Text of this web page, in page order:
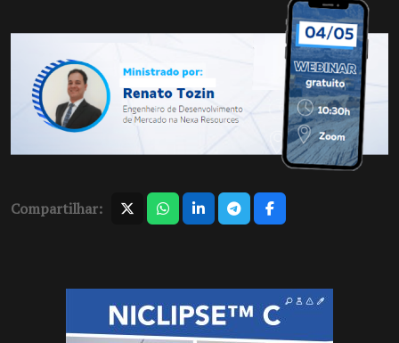
Compartilhar: